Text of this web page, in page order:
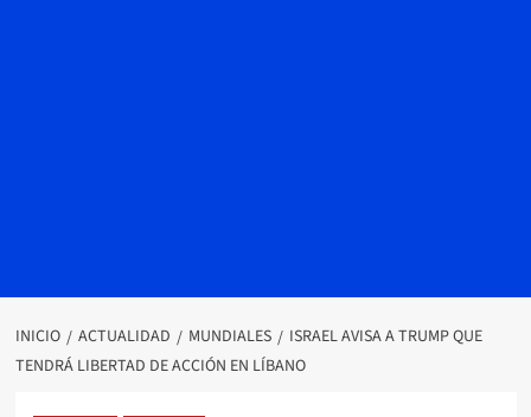
INICIO ACTUALIDAD MUNDIALES
ISRAEL AVISA A TRUMP QUE
TENDRÁ LIBERTAD DE ACCIÓN EN LÍBANO